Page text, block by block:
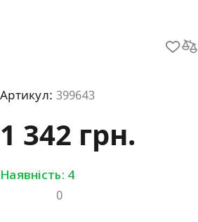
Артикул: 399643
1 342 грн.
Наявність: 4
0